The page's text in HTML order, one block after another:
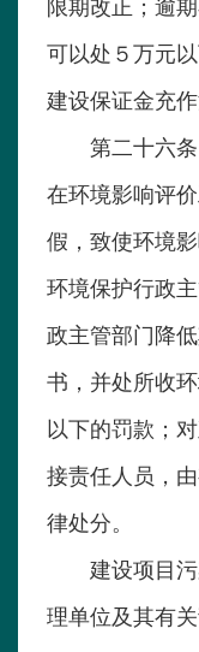
限期改正；逾
可以处５万元
建设保证金充
第二十六条
在环境影响评
假，致使环境
环境保护行政
政主管部门降
书，并处所收
以下的罚款；
接责任人员，
律处分。
建设项目污
理单位及其有